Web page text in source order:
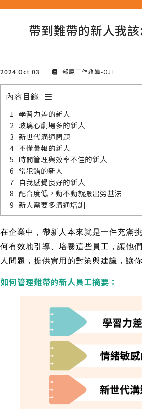
帶到難帶的新人我
2024 Oct 03 部屬工作教導-OJT
內容目錄
學習力差的新人
玻璃心劇場多的新人
新世代溝通問題
不懂彙報的新人
時間管理與效率不佳的新人
常犯錯的新人
自我感覺良好的新人
配合度低，動不動就搬出勞基法
新人需要多溝通培訓
在企業中，帶新人本來就是一件充滿
何有效地引導、培養這些員工，讓他
人問題，提供實用的對策與建議，讓
如何管理難帶的新人員工摘要：